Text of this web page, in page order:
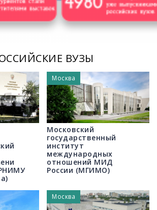
ВУЗЫ
Московский
государственный
институт
международных
отношений МИД
России (МГИМО)
Москва
Москва